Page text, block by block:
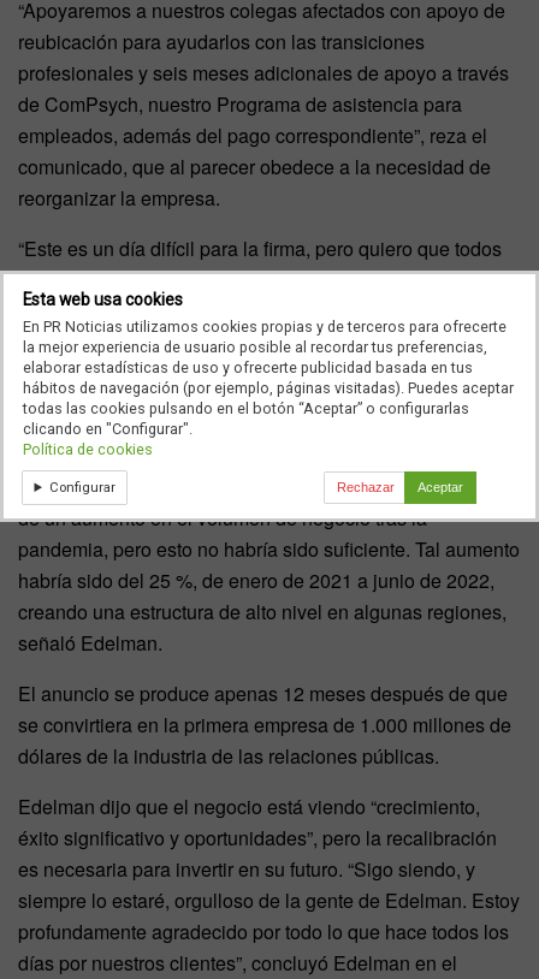
“Apoyaremos a nuestros colegas afectados con apoyo de
reubicación para ayudarlos con las transiciones
profesionales y seis meses adicionales de apoyo a través
de ComPsych, nuestro Programa de asistencia para
empleados, además del pago correspondiente”, reza el
comunicado, que al parecer obedece a la necesidad de
reorganizar la empresa.
“Este es un día difícil para la firma, pero quiero que todos
ustedes sepan que confío en nuestro futuro. Realmente
creo que nos convertiremos en LA firma de asesoría en
comunicaciones porque la confianza impulsa el
crecimiento y la acción gana la confianza”, dijo Edelman
en el documento.
Edelman había congelado las contrataciones en los
últimos meses tras un incremento en la plantilla producto
de un aumento en el volumen de negocio tras la
pandemia, pero esto no habría sido suficiente. Tal aumento
habría sido del 25 %, de enero de 2021 a junio de 2022,
creando una estructura de alto nivel en algunas regiones,
señaló Edelman.
El anuncio se produce apenas 12 meses después de que
se convirtiera en la primera empresa de 1.000 millones de
dólares de la industria de las relaciones públicas.
Edelman dijo que el negocio está viendo “crecimiento,
éxito significativo y oportunidades”, pero la recalibración
es necesaria para invertir en su futuro. “Sigo siendo, y
siempre lo estaré, orgulloso de la gente de Edelman. Estoy
profundamente agradecido por todo lo que hace todos los
días por nuestros clientes”, concluyó Edelman en el
Esta web usa cookies
En PR Noticias utilizamos cookies propias y de terceros para ofrecerte
la mejor experiencia de usuario posible al recordar tus preferencias,
elaborar estadísticas de uso y ofrecerte publicidad basada en tus
hábitos de navegación (por ejemplo, páginas visitadas). Puedes aceptar
todas las cookies pulsando en el botón “Aceptar” o configurarlas
clicando en "Configurar".
Política de cookies
Configurar Rechazar Aceptar